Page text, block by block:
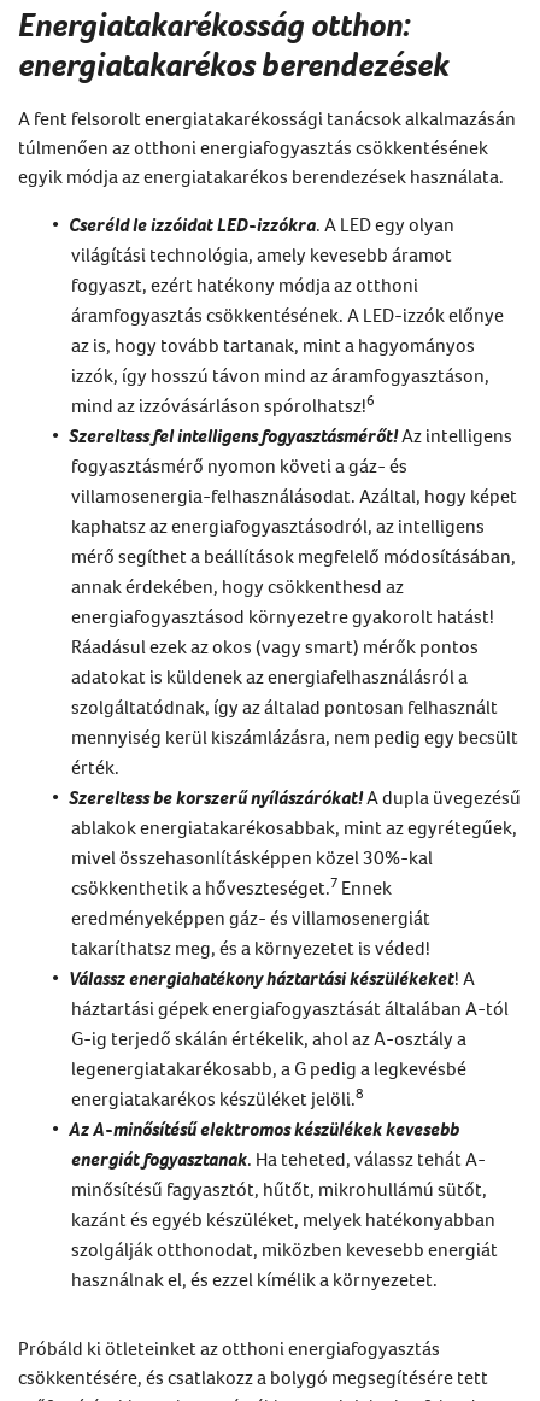
Energiatakarékosság otthon:
energiatakarékos berendezések
A fent felsorolt energiatakarékossági tanácsokalkalmazásán
túlmenően az otthoni energiafogyasztás csökkentésének
egyik módja az energiatakarékos berendezések használata.
Cseréld le izzóidat LED-izzókra. A LED egy olyan
világítási technológia, amely kevesebb áramot
fogyaszt, ezért hatékony módja az otthoni
áramfogyasztás csökkentésének. A LED-izzók előnye
az is, hogy tovább tartanak, mint a hagyományos
izzók, így hosszú távon mind az áramfogyasztáson,
mind az izzóvásárláson spórolhatsz!6
Szereltess fel intelligens fogyasztásmérőt!Az intelligens
fogyasztásmérő nyomon követi a gáz- és
villamosenergia-felhasználásodat. Azáltal, hogy képet
kaphatsz az energiafogyasztásodról, az intelligens
mérő segíthet a beállítások megfelelő módosításában,
annak érdekében, hogy csökkenthesd az
energiafogyasztásod környezetre gyakorolt hatást!
Ráadásul ezek az okos (vagy smart) mérők pontos
adatokat is küldenek az energiafelhasználásról a
szolgáltatódnak, így az általad pontosan felhasznált
mennyiség kerül kiszámlázásra, nem pedig egy becsült
érték.
Szereltess be korszerű nyílászárókat!A dupla üvegezésű
ablakok energiatakarékosabbak, mint az egyrétegűek,
mivel összehasonlításképpen közel 30%-kal
csökkenthetik a hőveszteséget.7 Ennek
eredményeképpen gáz- és villamosenergiát
takaríthatsz meg, és a környezetet is véded!
Válassz energiahatékony háztartási készülékeket! A
háztartási gépek energiafogyasztását általában A-tól
G-ig terjedő skálán értékelik, ahol az A-osztály a
legenergiatakarékosabb, a G pedig a legkevésbé
energiatakarékos készüléket jelöli.8
Az A-minősítésű elektromos készülékek kevesebb
energiát fogyasztanak. Ha teheted, válassz tehát A-
minősítésű fagyasztót, hűtőt, mikrohullámú sütőt,
kazánt és egyéb készüléket, melyek hatékonyabban
szolgálják otthonodat, miközben kevesebb energiát
használnak el, és ezzel kímélik a környezetet.
Próbáld ki ötleteinket az otthoni energiafogyasztás
csökkentésére, és csatlakozz a bolygó megsegítésére tett